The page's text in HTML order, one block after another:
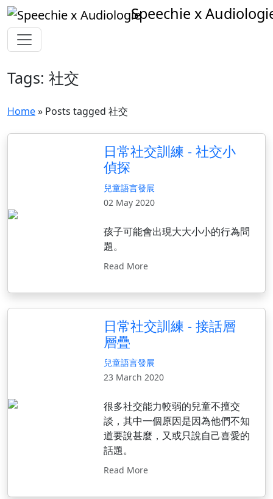
Speechie x
Tags: 社交
Home» Posts tagged 社交
日常社交訓練 - 社交小
偵探
兒童語言發展
02 May 2020
孩子可能會出現大大小小的行為問
題。
Read More
日常社交訓練 - 接話層
層疊
兒童語言發展
23 March 2020
很多社交能力較弱的兒童不擅交
談，其中一個原因是因為他們不知
道要說甚麼，又或只說自己喜愛的
話題。
Read More